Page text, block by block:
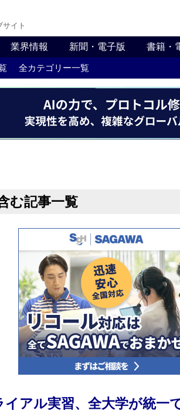
イト
業界情報 新聞・電子版 書籍・
全カテゴリー一覧
む記事一覧
イアル実習、全大学が統一